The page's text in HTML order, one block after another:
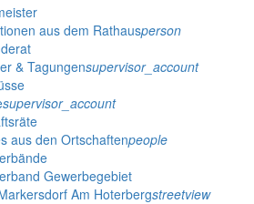
aus dem Rathausperson
& Tagungensupervisor_account
supervisor_account
aus den Ortschaftenpeople
Gewerbegebiet
Am Hoterbergstreetview